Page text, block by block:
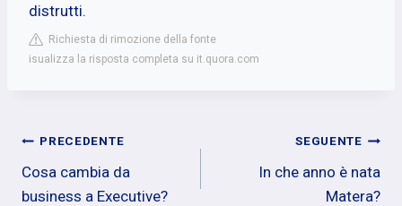
distrutti.
Richiesta di rimozione della fonte
isualizza la risposta completa su it.quora.com
Navigazione
articoli
PRECEDENTE
Cosa cambia da
business a Executive?
SEGUENTE
In che anno è nata
Matera?